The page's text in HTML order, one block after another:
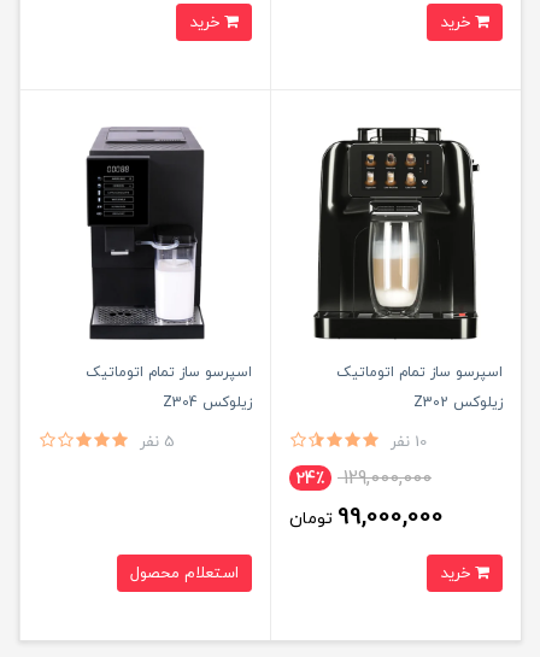
اسپرسو ساز تمام اتوماتیک
زیلوکس Z302
10 نفر
129,000,000 24٪
99,000,000 تومان
اسپرسو ساز تمام اتوماتیک
زیلوکس Z304
5 نفر
استعلام محصول